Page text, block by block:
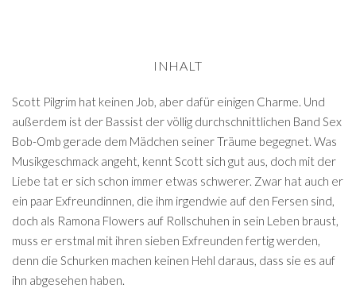
INHALT
Scott Pilgrim hat keinen Job, aber dafür einigen Charme. Und
außerdem ist der Bassist der völlig durchschnittlichen Band Sex
Bob-Omb gerade dem Mädchen seiner Träume begegnet. Was
Musikgeschmack angeht, kennt Scott sich gut aus, doch mit der
Liebe tat er sich schon immer etwas schwerer. Zwar hat auch er
ein paar Exfreundinnen, die ihm irgendwie auf den Fersen sind,
doch als Ramona Flowers auf Rollschuhen in sein Leben braust,
muss er erstmal mit ihren sieben Exfreunden fertig werden,
denn die Schurken machen keinen Hehl daraus, dass sie es auf
ihn abgesehen haben.